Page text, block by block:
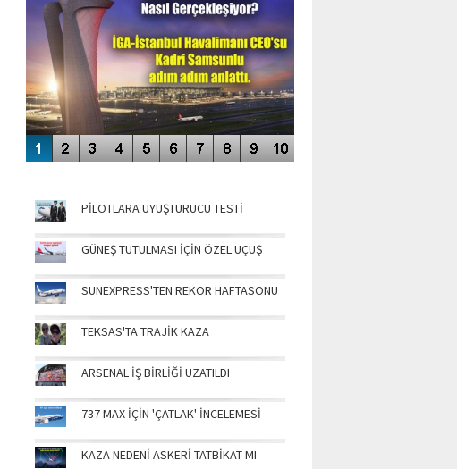
PİLOTLARA UYUŞTURUCU TESTİ
GÜNEŞ TUTULMASI İÇİN ÖZEL UÇUŞ
SUNEXPRESS'TEN REKOR HAFTASONU
TEKSAS'TA TRAJİK KAZA
ARSENAL İŞ BİRLİĞİ UZATILDI
737 MAX İÇİN 'ÇATLAK' İNCELEMESİ
KAZA NEDENİ ASKERİ TATBİKAT MI